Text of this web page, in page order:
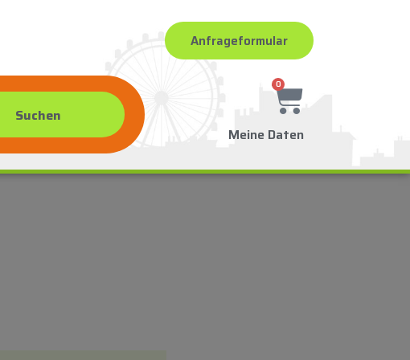
Anfrageformular
0
Meine Daten